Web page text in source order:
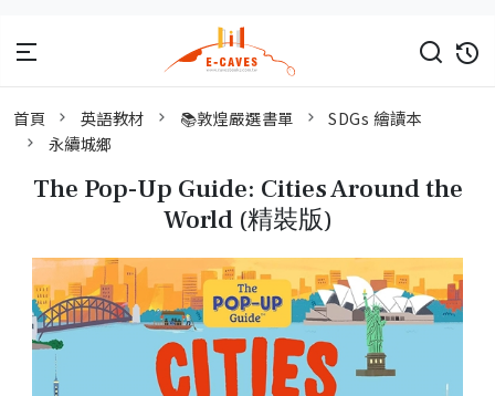
首頁 英語教材 📚敦煌嚴選書單
SDGs 繪讀本
永續城鄉
The Pop-Up Guide: Cities Around the
World (精裝版)